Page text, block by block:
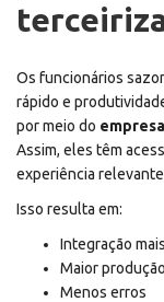
Os funcionários
rápido e
por meio do
Assim, eles têm
experiência
Isso resulta em:
Integração
Maior produção
Menos erros